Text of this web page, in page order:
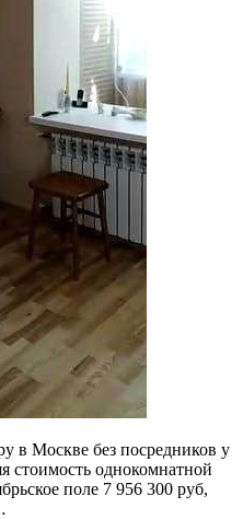
в Москве без посредников у
стоимость однокомнатной
поле 7 956 300 руб,